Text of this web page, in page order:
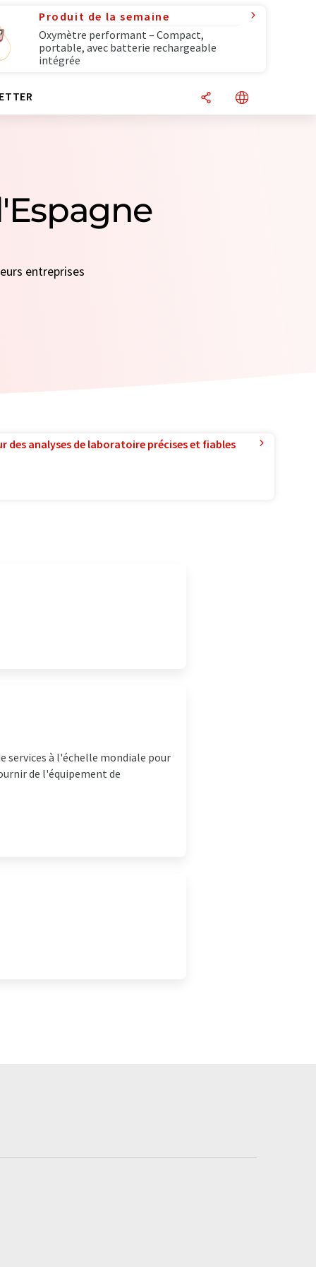
Produit de la semaine
Oxymètre performant – Compact,
portable, avec batterie rechargeable
intégrée
entreprises
des analyses de laboratoire précises et fiables
services à l'échelle mondiale pour
de l'équipement de